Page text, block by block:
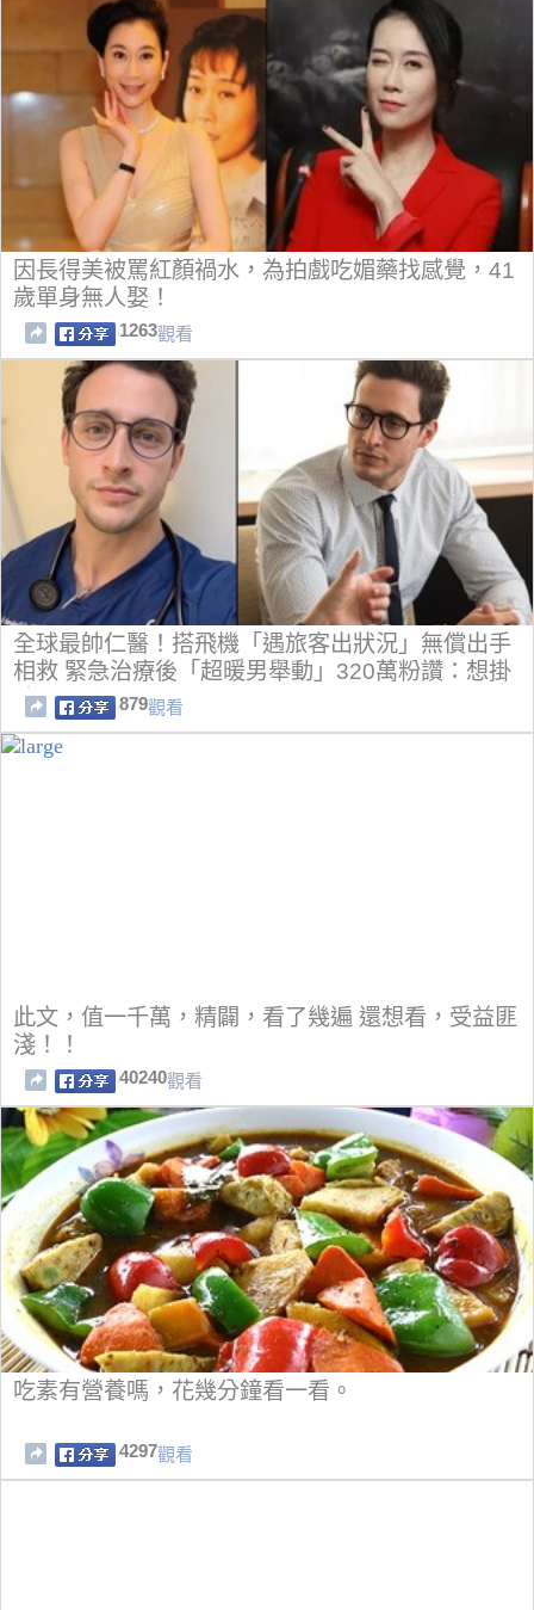
因長得美被罵紅顏禍水，為拍戲吃媚藥找感覺，41
歲單身無人娶！
1263觀看
全球最帥仁醫！搭飛機「遇旅客出狀況」無償出手
相救 緊急治療後「超暖男舉動」320萬粉讚：想掛
號！
879觀看
此文，值一千萬，精闢，看了幾遍 還想看，受益匪
淺！！
40240觀看
吃素有營養嗎，花幾分鐘看一看。
4297觀看